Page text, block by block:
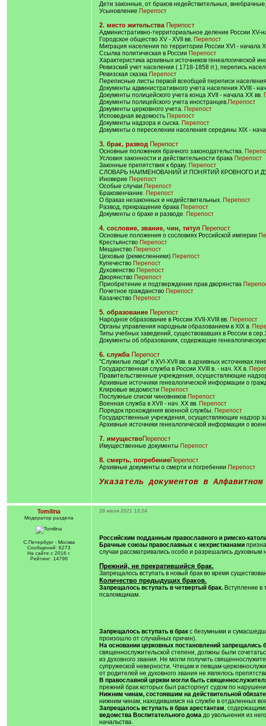
Дети законные, от браков недействительных,
Усыновление Перепост
2. место жительства Перепост
Административно-территориальное деление России XV-
Городское общество XV - XVII вв. Перепост
Миграция населения по территории России XVI - начала
Ссылка политическая в России Перепост
Характеристика архивных источников генеалогической
Ревизский учет населения ( 1718-1858 гг.), перепись
Ревизская сказка Перепост
Переписные листы первой всеобщей переписи
Документы административного учета населения XVIII -
Документы полицейского учета конца XVII - начала XX вв.
Документы полицейского учета иностранцев.Перепост
Документы церковного учета. Перепост
Исповедная ведомость Перепост
Документы надзора и сыска. Перепост
Документы о переселении населения середины XIX -
3. брак, развод Перепост
Основные положения брачного законодательства.
Условия законности и действительности брака Перепост
Законные препятствия к браку. Перепост
СЛОВАРЬ НАИМЕНОВАНИЙ И ПОНЯТИЙ КРОВНОГО И
Иноверие Перепост
Особые случаи.Перепост
Браковенчание. Перепост
О браках незаконных и недействительных. Перепост
Развод, прекращение брака Перепост
Документы о браке и разводе. Перепост
4. сословие, звание, чин, титул Перепост
Основные положения о сословиях Российской империи
Крестьянство Перепост
Мещанство Перепост
Цеховые (ремесленники) Перепост
Купечество Перепост
Духовенство Перепост
Дворянство Перепост
Приобретение и подтверждение прав дворянства
Почетное гражданство Перепост
Казачество Перепост
5. образование Перепост
Народное образование в России XVII-XVIII вв. Перепост
Органы управления народным образованием в XIX в.
Типы учебных заведений, существовавших в России в
Документы об образовании, содержащие
6. служба Перепост
"Служилые люди" в XVI-XVII вв. в архивных источниках
Государственная служба в России XVIII в. - нач. XX в.
Правительственные учреждения, осуществляющие
Архивные источники генеалогической информации о
Клировые ведомости Перепост
Послужные списки чиновников Перепост
Военная служба в XVII - нач. XX вв. Перепост
Порядок прохождения военной службы. Перепост
Государственные учреждения, осуществляющие надзор
Архивные источники генеалогической информации о
7. имуществоПерепост
Имущественные документы Перепост
8. смерть, погребениеПерепост
Архивные документы о смерти и погребении Перепост
Указатель документов в
Tomilina
Модератор раздела
С.Петербург - Москва
Сообщений: 6273
На сайте с 2016 г.
Рейтинг: 14796
28 июля 2021 13:24
Российским подданным православного и римско-
Брачные союзы православных с нехристианами
случаи рассматривались особо и разрешались духовным
Прежний, не прекратившийся брак.
Запрещалось вступать в новый брак во время
Количество предыдущих браков.
Запрещалось вступать в четвертый брак.Вступление в
псаломщикам.
Запрещалось вступать в брак с безумными и
произошло от случайных причин).
На основании церковных постановлений
священнослужительской степени, должны были
из духовного звания. Не могли получить
супружеской неверности. Чтецам и певцам-
от родителей не духовного звания не являлось
В православной церкви могли быть
прежний брак которых был расторгнут судом по
Нижним чинам, состоявшим на действительной
нижним чинам, находившимся на службе в отдаленных
Запрещалось вступать в брак арестантам,
ведомства Воспитательного домадо увольнения из
начальства.